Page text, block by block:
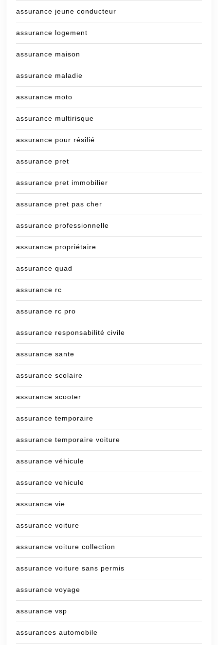
assurance jeune conducteur
assurance logement
assurance maison
assurance maladie
assurance moto
assurance multirisque
assurance pour résilié
assurance pret
assurance pret immobilier
assurance pret pas cher
assurance professionnelle
assurance propriétaire
assurance quad
assurance rc
assurance rc pro
assurance responsabilité civile
assurance sante
assurance scolaire
assurance scooter
assurance temporaire
assurance temporaire voiture
assurance véhicule
assurance vehicule
assurance vie
assurance voiture
assurance voiture collection
assurance voiture sans permis
assurance voyage
assurance vsp
assurances automobile